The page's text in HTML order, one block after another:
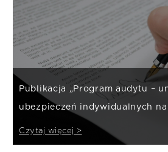
Publikacja „Program audytu –
ubezpieczeń indywidualnych na
Czytaj więcej >